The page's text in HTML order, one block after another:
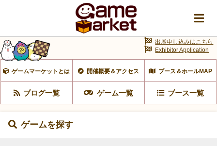
ゲームマーケットとは 開催概要＆アクセス ブース＆ホールMAP
ブログ一覧 ゲーム一覧 ブース一覧
出展申し込みはこちら
Exhibitor Application
ゲームを探す